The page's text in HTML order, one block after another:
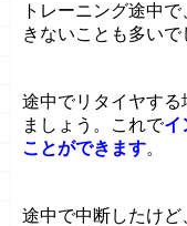
トレーニング途中
きないことも多いで
途中でリタイヤす
ましょう。これでイ
ことができます。
途中で中断したけ